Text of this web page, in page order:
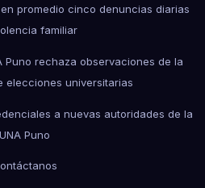
promedio cinco denuncias diarias
familiar
Puno rechaza observaciones de la
elecciones universitarias
a nuevas autoridades de la
UNA Puno